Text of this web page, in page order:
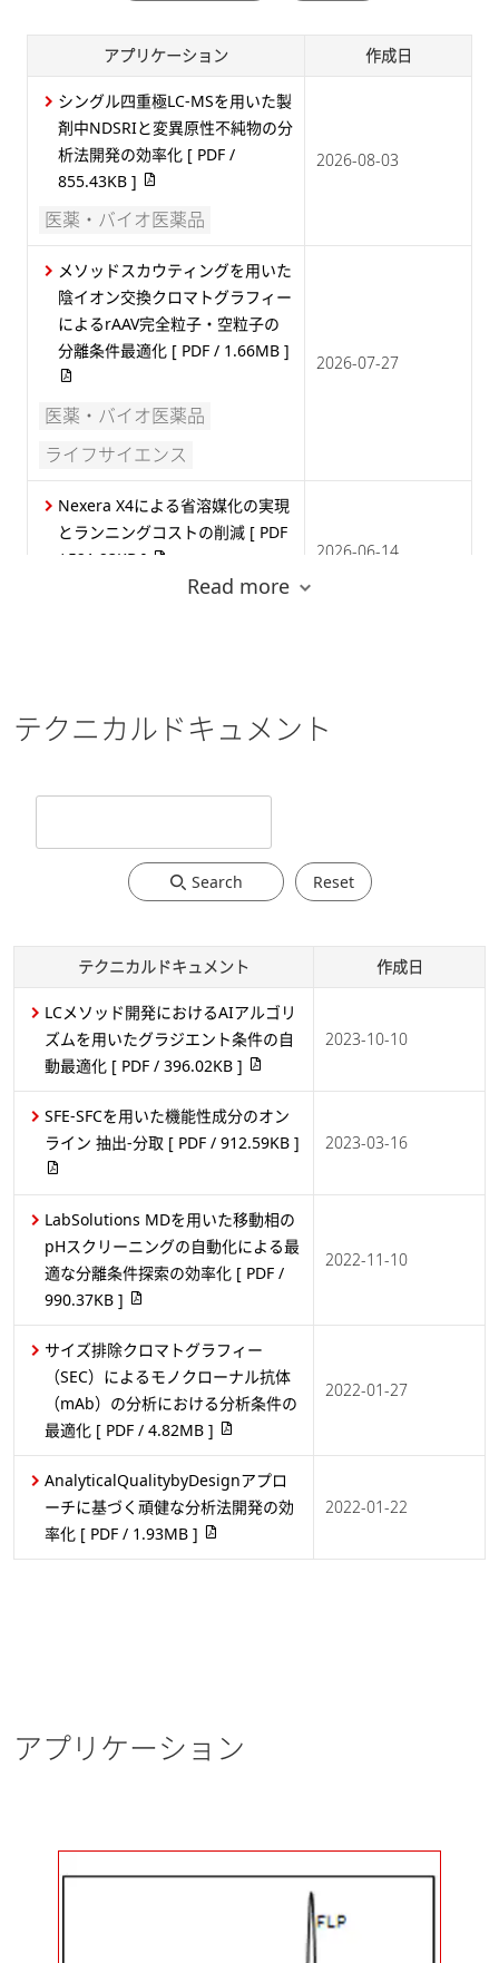
アプリケーション 作成日
シングル四重極LC-MSを用いた製
剤中NDSRIと変異原性不純物の分
析法開発の効率化 [ PDF /
855.43KB ]
医薬・バイオ医薬品
2026-08-03
メソッドスカウティングを用いた
陰イオン交換クロマトグラフィー
によるrAAV完全粒子・空粒子の
分離条件最適化 [ PDF / 1.66MB ]
医薬・バイオ医薬品
ライフサイエンス
2026-07-27
Nexera X4による省溶媒化の実現
とランニングコストの削減 [ PDF
/ 521.23KB ]
医薬・バイオ医薬品
2026-06-14
医薬・バイオ医薬品
分離選択性の視覚化による最適カ
1.21MB ]
医薬・バイオ医薬品
発の効率化[ PDF / 578.69KB ] 2026-04-14
自動前処理機能（共注入）を用い
たオリゴヌクレオチドのピーク形
医薬・バイオ医薬品
2025-11-18
AIアルゴリズムによる分離条件の
自動最適化 -アイソクラティック
溶離にて最適化-[ PDF /
449.59KB ]
医薬・バイオ医薬品
2025-11-18
GLP-1受容体作動薬セマグルチド
の分離条件検討および分取精製[
PDF / 879.42KB ]
医薬・バイオ医薬品
イオン交換クロマトグラフィーに
よる抗体薬物複合体のチャージバ
リアントの最適分離条件探索[
2025-11-18
/ 932.02KB ]
Read more
テクニカルドキュメント
Search Reset
テクニカルドキュメント 作成日
LCメソッド開発におけるAIアルゴリ
ズムを用いたグラジエント条件の自
動最適化 [ PDF / 396.02KB ]
2023-10-10
SFE-SFCを用いた機能性成分のオン
ライン 抽出-分取 [ PDF / 912.59KB ] 2023-03-16
LabSolutions MDを用いた移動相の
pHスクリーニングの自動化による最
適な分離条件探索の効率化 [ PDF /
990.37KB ]
2022-11-10
サイズ排除クロマトグラフィー
（SEC）によるモノクローナル抗体
（mAb）の分析における分析条件の
最適化 [ PDF / 4.82MB ]
2022-01-27
AnalyticalQualitybyDesignアプロ
ーチに基づく頑健な分析法開発の効
率化 [ PDF / 1.93MB ]
2022-01-22
アプリケーション